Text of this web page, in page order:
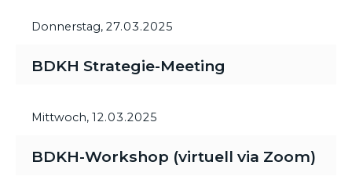
Donnerstag, 27.03.2025
BDKH Strategie-Meeting
Mittwoch, 12.03.2025
BDKH-Workshop (virtuell via Zoom)